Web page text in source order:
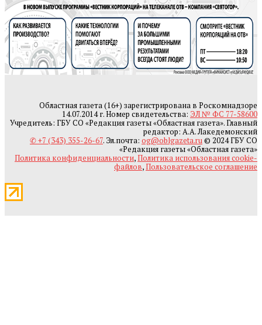
Областная газета (16+) зарегистрирована в Роскомнадзоре
14.07.2014 г. Номер свидетельства: ЭЛ № ФС 77-58600
Учредитель: ГБУ СО «Редакция газеты «Областная газета». Главный
редактор: А.А. Лакедемонский
✆ +7 (343) 355-26-67. Эл.почта: og@oblgazeta.ru© 2024 ГБУ СО
«Редакция газеты «Областная газета»
Политика конфиденциальности,Политика использования cookie-
файлов,Пользовательское соглашение